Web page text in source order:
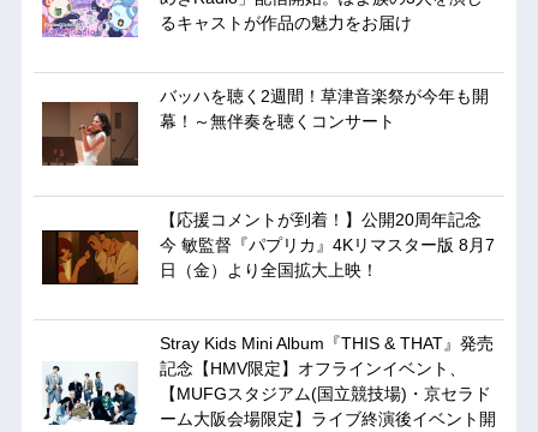
るキャストが作品の魅力をお届け
バッハを聴く2週間！草津音楽祭が今年も開
幕！～無伴奏を聴くコンサート
【応援コメントが到着！】公開20周年記念
今 敏監督『パプリカ』4Kリマスター版 8月7
日（金）より全国拡大上映！
Stray Kids Mini Album『THIS & THAT』発売
記念【HMV限定】オフラインイベント、
【MUFGスタジアム(国立競技場)・京セラド
ーム大阪会場限定】ライブ終演後イベント開